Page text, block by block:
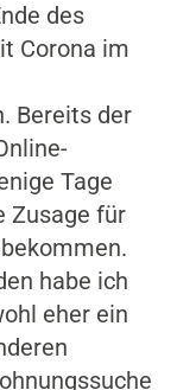
des
Corona im
Bereits der
Tage
Zusage für
habe ich
eher ein